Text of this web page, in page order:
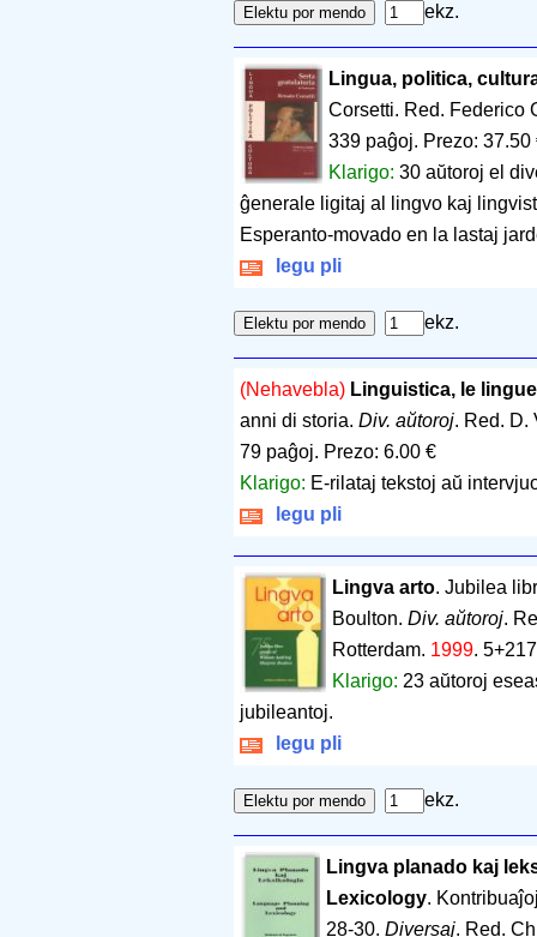
ekz.
Lingua, politica,
Corsetti. Red. Federico
339 paĝoj. Prezo: 37.50
Klarigo:30 aŭtoroj el
ĝenerale ligitaj al lingvo kaj
Esperanto-movado en la lastaj
legu pli
ekz.
(Nehavebla) Linguistica, le
anni di storia. Div. aŭtoroj. Red.
79 paĝoj. Prezo: 6.00 €
Klarigo: E-rilataj tekstoj aŭ
legu pli
Lingva arto. Jubilea
Boulton. Div. aŭtoroj.
Rotterdam. 1999.
Klarigo: 23 aŭtoroj
jubileantoj.
legu pli
ekz.
Lingva planado kaj
Lexicology.
28-30.Diversaj. Red.